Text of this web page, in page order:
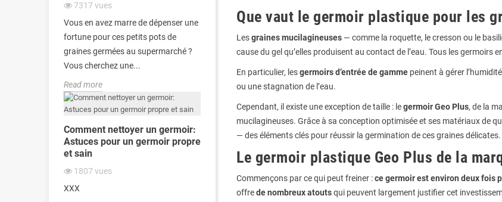
7317 vues
Vous en avez marre de dépenser une
fortune pour ces petits pots de
graines germées au supermarché ?
Vous cherchez une...
Read more
Comment nettoyer un germoir:
Astuces pour un germoir propre
et sain
1807 vues
XXX
Que vaut le germoir plastique pour les
Lesgraines mucilagineuses — comme la roquette, le cresson ou le
cause du gel qu’elles produisent au contact de l’eau. Tous les germoirs
En particulier, lesgermoirs d’entrée de gamme peinent à gérer
ou une stagnation de l’eau.
Cependant, il existe une exception de taille : legermoir Geo Plus, de la
mucilagineuses. Grâce à sa conception optimisée et ses matériaux de
— des éléments clés pour réussir la germination de ces graines délicates.
Le germoir plastique Geo Plus de la
Commençons par ce qui peut freiner :ce germoir est environ deux fois
offrede nombreux atoutsqui peuvent largement justifier cet